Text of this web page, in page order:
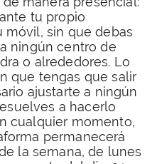
tu propio
sin que debas
ningún centro de
o alrededores. Lo
que tengas que salir
ajustarte a ningún
a hacerlo
cualquier momento,
permanecerá
la semana, de lunes